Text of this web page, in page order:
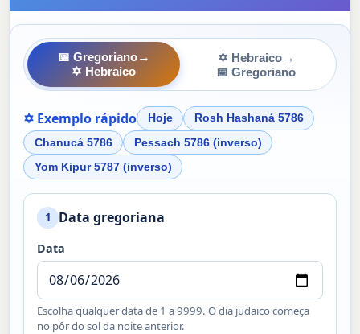
📅 Gregoriano→
✡ Hebraico
✡ Hebraico→
📅 Gregoriano
✡ Exemplo rápido Hoje Rosh Hashaná 5786
Chanucá 5786 Pessach 5786 (inverso)
Yom Kipur 5787 (inverso)
1 Data gregoriana
Data
Escolha qualquer data de 1 a 9999. O dia judaico começa
no pôr do sol da noite anterior.